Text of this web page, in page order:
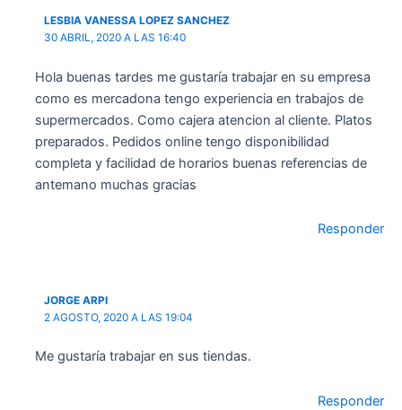
LESBIA VANESSA LOPEZ SANCHEZ
30 ABRIL, 2020 A LAS 16:40
Hola buenas tardes me gustaría trabajar en su empresa
como es mercadona tengo experiencia en trabajos de
supermercados. Como cajera atencion al cliente. Platos
preparados. Pedidos online tengo disponibilidad
completa y facilidad de horarios buenas referencias de
antemano muchas gracias
Responder
JORGE ARPI
2 AGOSTO, 2020 A LAS 19:04
Me gustaría trabajar en sus tiendas.
Responder